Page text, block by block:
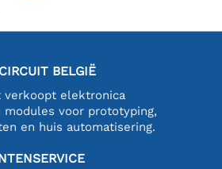
BELGIË
verkoopt elektronica
modules voor prototyping,
en huis automatisering.